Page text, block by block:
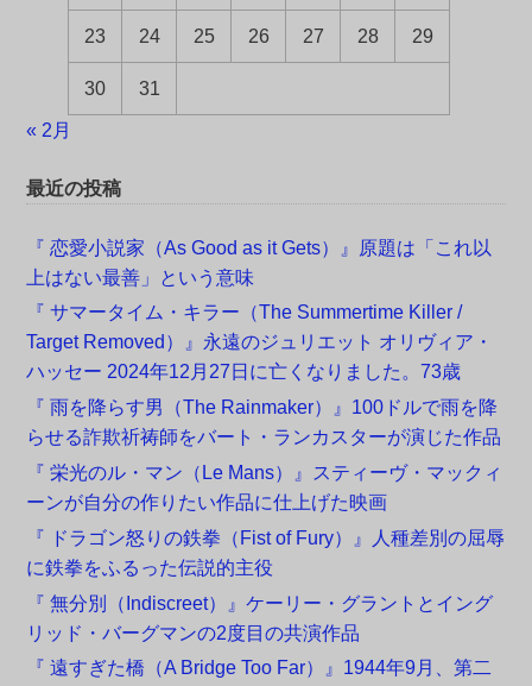
23 24 25 26 27 28 29
30 31
« 2月
最近の投稿
『 恋愛小説家（As Good as it Gets）』原題は「これ以
上はない最善」という意味
『 サマータイム・キラー（The Summertime Killer /
Target Removed）』永遠のジュリエット オリヴィア・
ハッセー 2024年12月27日に亡くなりました。73歳
『 雨を降らす男（The Rainmaker）』100ドルで雨を降
らせる詐欺祈祷師をバート・ランカスターが演じた作品
『 栄光のル・マン（Le Mans）』スティーヴ・マックィ
ーンが自分の作りたい作品に仕上げた映画
『 ドラゴン怒りの鉄拳（Fist of Fury）』人種差別の屈辱
に鉄拳をふるった伝説的主役
『 無分別（Indiscreet）』ケーリー・グラントとイング
リッド・バーグマンの2度目の共演作品
『 遠すぎた橋（A Bridge Too Far）』1944年9月、第二